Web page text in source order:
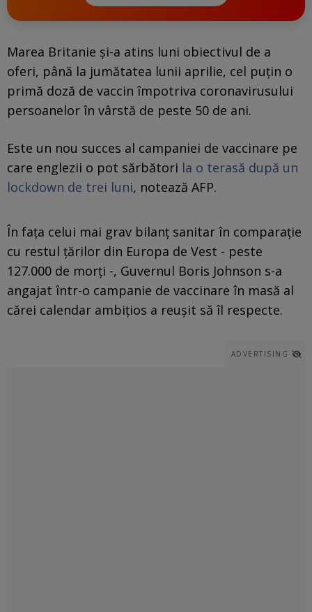
Marea Britanie şi-a atins luni obiectivul de a
oferi, până la jumătatea lunii aprilie, cel puţin o
primă doză de vaccin împotriva coronavirusului
persoanelor în vârstă de peste 50 de ani.
Este un nou succes al campaniei de vaccinare pe
care englezii o pot sărbători la o terasă după un
lockdown de trei luni, notează AFP.
În faţa celui mai grav bilanţ sanitar în comparaţie
cu restul ţărilor din Europa de Vest - peste
127.000 de morţi -, Guvernul Boris Johnson s-a
angajat într-o campanie de vaccinare în masă al
cărei calendar ambiţios a reuşit să îl respecte.
ADVERTISING